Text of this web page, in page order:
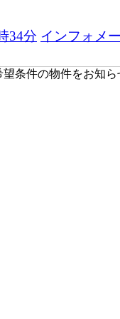
34分 インフォメ